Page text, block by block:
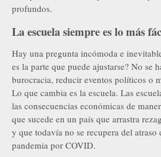
profundos.
La escuela siempre es lo más
Hay una pregunta incómoda e
es la parte que puede ajustarse? No se
burocracia, reducir eventos políticos o
Lo que cambia es la escuela. Las
las consecuencias económicas de
que sucede en un país que arrastra
y que todavía no se recupera del atraso
pandemia por COVID.